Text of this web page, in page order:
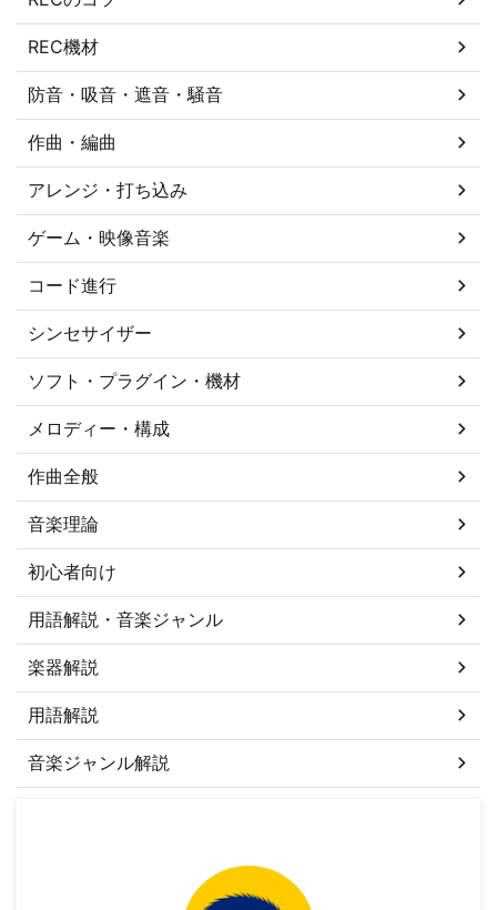
REC機材
防音・吸音・遮音・騒音
作曲・編曲
アレンジ・打ち込み
ゲーム・映像音楽
コード進行
シンセサイザー
ソフト・プラグイン・機材
メロディー・構成
作曲全般
音楽理論
初心者向け
用語解説・音楽ジャンル
楽器解説
用語解説
音楽ジャンル解説